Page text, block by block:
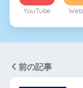
YouTube
前の記事